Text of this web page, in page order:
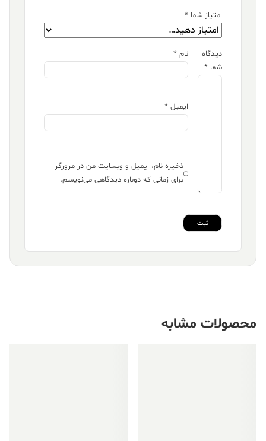
امتیاز شما *
دیدگاه
شما *
نام *
ایمیل *
ذخیره نام، ایمیل و وبسایت من در مرورگر
برای زمانی که دوباره دیدگاهی می‌نویسم.
محصولات مشابه